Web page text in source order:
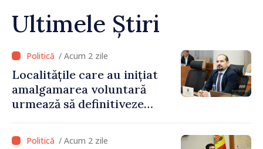
Ultimele Știri
/ Acum 2 zile
Localitățile care au inițiat
amalgamarea voluntară
urmează să definitiveze
parcursul lunii august
/ Acum 2 zile